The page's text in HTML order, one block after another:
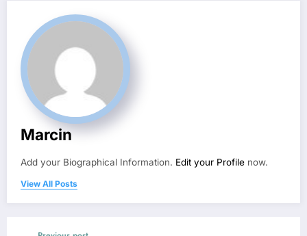
Marcin
Add your Biographical Information. Edit your Profile now.
View All Posts